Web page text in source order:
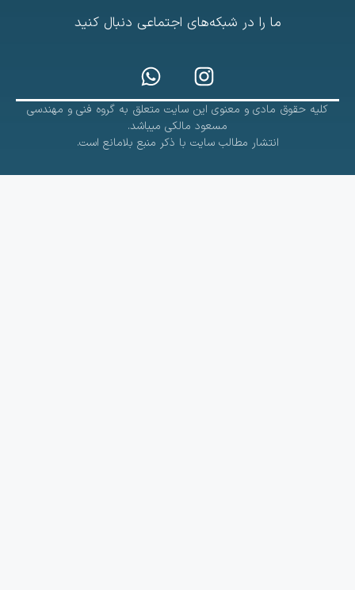
ما را در شبکه‌های اجتماعی دنبال کنید
کلیه حقوق مادی و معنوی این سایت متعلق به گروه فنی و مهندسی
مسعود مالکی میباشد.
انتشار مطالب سایت با ذکر منبع بلامانع است.